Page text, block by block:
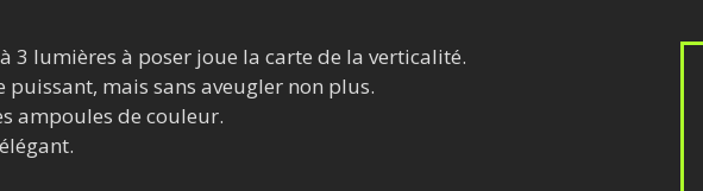
3 lumières à poser joue la carte de la verticalité.
puissant, mais sans aveugler non plus.
ampoules de couleur.